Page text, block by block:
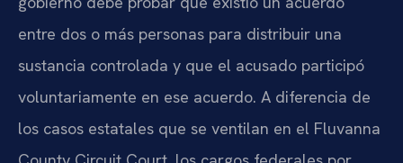
entre dos o más personas para distribuir una
sustancia controlada y que el acusado participó
voluntariamente en ese acuerdo. A diferencia de
los casos estatales que se ventilan en el Fluvanna